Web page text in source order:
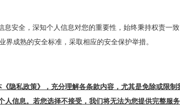
，深知个人信息对您的重要性，始终秉持权责一致
成熟的安全标准，采取相应的安全保护举措。
私政策》，充分理解各条款内容，尤其是免除或限制
信息。若您选择不接受，我们将无法为您提供完整服务